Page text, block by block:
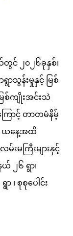
တွင် ၂၀၂၆ခုနှစ်၊
သွန်းမှုနှင့် မြစ်
စ်ကျိုးအင်းသဲ
ြောင့် တာတမံနိမ့်
င့် ယနေ့အထိ
းမကြီးများနှင့်
၂၆ ရွာ၊
၊ စုစုပေါင်း